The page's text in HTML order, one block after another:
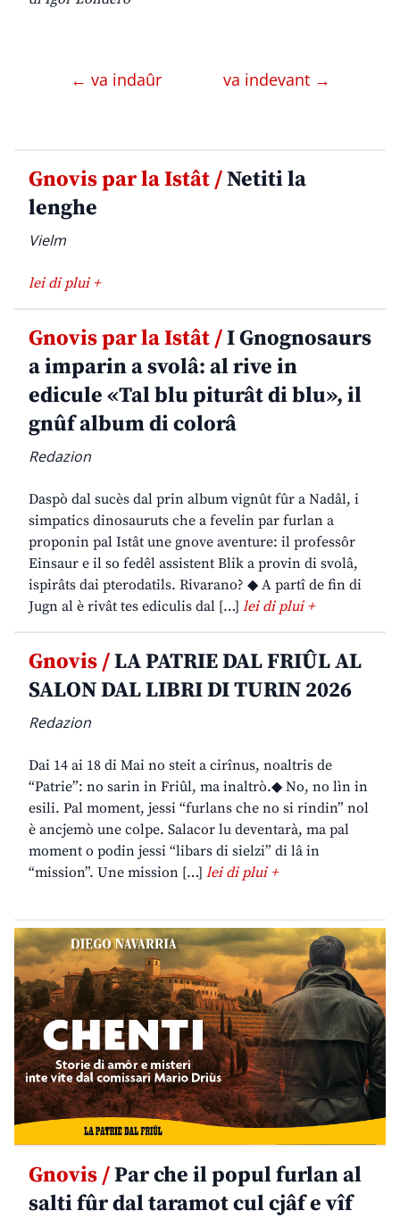
← va indaûr va indevant →
Gnovis par la Istât /Netiti la
lenghe
Vielm
lei di plui +
Gnovis par la Istât /I Gnognosaurs
a imparin a svolâ: al rive in
edicule «Tal blu piturât di blu», il
gnûf album di colorâ
Redazion
Daspò dal sucès dal prin album vignût fûr a Nadâl, i
simpatics dinosauruts che a fevelin par furlan a
proponin pal Istât une gnove aventure: il professôr
Einsaur e il so fedêl assistent Blik a provin di svolâ,
ispirâts dai pterodatils. Rivarano? ◆ A partî de fin di
Jugn al è rivât tes ediculis dal […] lei di plui +
Gnovis /LA PATRIE DAL FRIÛL AL
SALON DAL LIBRI DI TURIN 2026
Redazion
Dai 14 ai 18 di Mai no steit a cirînus, noaltris de
“Patrie”: no sarin in Friûl, ma inaltrò.◆ No, no lìn in
esili. Pal moment, jessi “furlans che no si rindin” nol
è ancjemò une colpe. Salacor lu deventarà, ma pal
moment o podin jessi “libars di sielzi” di lâ in
“mission”. Une mission […] lei di plui +
Gnovis /Par che il popul furlan al
salti fûr dal taramot cul cjâf e vîf